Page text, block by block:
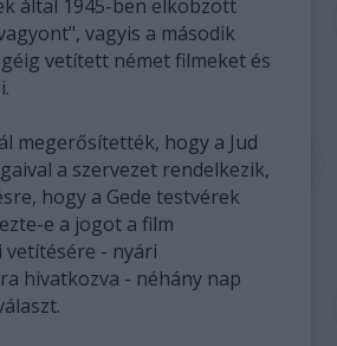
által 1945-ben elkobzott
vagyis a második
vetített német filmeket és
megerősítették, hogy a Jud
a szervezet rendelkezik,
hogy a Gede testvérek
e a jogot a film
vetítésére - nyári
hivatkozva - néhány nap